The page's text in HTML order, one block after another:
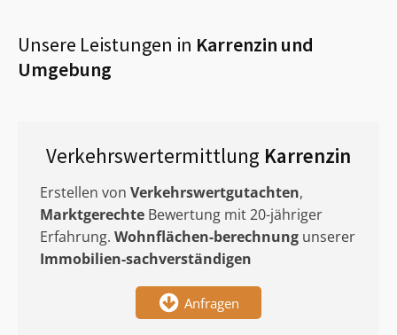
Unsere Leistungen in Karrenzin und
Umgebung
Verkehrswertermittlung Karrenzin
Erstellen von Verkehrswertgutachten,
Marktgerechte Bewertung mit 20-jähriger
Erfahrung. Wohnflächen-berechnung unserer
Immobilien-sachverständigen
Anfragen